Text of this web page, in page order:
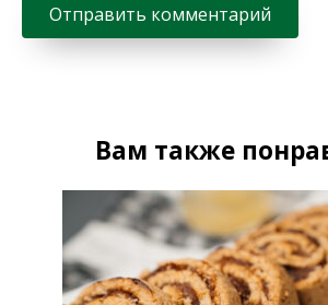
Вам также